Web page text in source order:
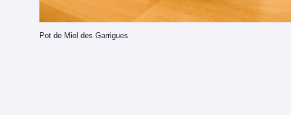
Pot de Miel des Garrigues